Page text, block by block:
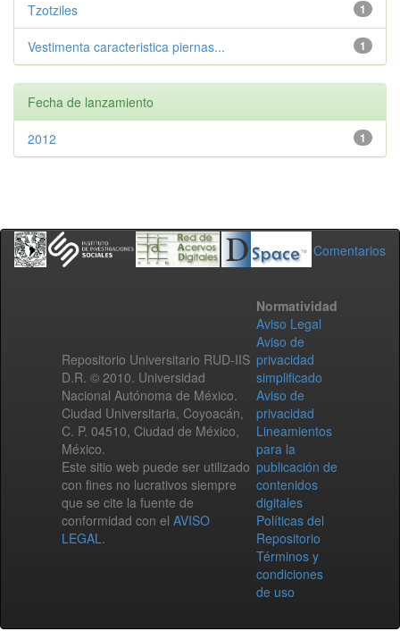
1
Tzotziles
1
Vestimenta caracteristica piernas...
Fecha de lanzamiento
1
2012
Comentarios
Repositorio Universitario RUD-IIS
D.R. © 2010. Universidad
Nacional Autónoma de México.
Ciudad Universitaria, Coyoacán,
C. P. 04510, Ciudad de México,
México.
Este sitio web puede ser utilizado
con fines no lucrativos siempre
que se cite la fuente de
conformidad con el AVISO
LEGAL.
Normatividad
Aviso Legal
Aviso de
privacidad
simplificado
Aviso de
privacidad
Lineamientos
para la
publicación de
contenidos
digitales
Políticas del
Repositorio
Términos y
condiciones
de uso